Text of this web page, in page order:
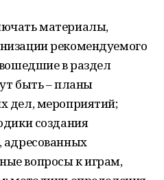
материалы,
рекомендуемого
в раздел
быть – планы
дел, мероприятий;
создания
адресованных
вопросы к играм,